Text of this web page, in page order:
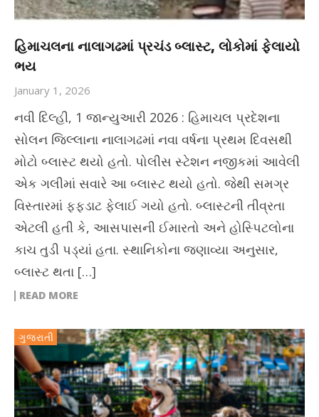
હિમાચલના નાલાગઢમાં પ્રચંડ બ્લાસ્ટ, લોકોમાં ફેલાયો
ભય
January 1, 2026
નવી દિલ્હી, 1 જાન્યુઆરી 2026 : હિમાચલ પ્રદેશના
સોલન જિલ્લાના નાલાગઢમાં નવા વર્ષના પ્રથમ દિવસથી
મોટો બ્લાસ્ટ થયો હતો. પોલીસ સ્ટેશન નજીકમાં આવેલી
એક ગલીમાં સવારે આ બ્લાસ્ટ થયો હતો. જેથી સમગ્ર
વિસ્તારમાં ફફડાટ ફેલાઈ ગયો હતો. બ્લાસ્ટની તીવ્રતા
એટલી હતી કે, આસપાસની ઈમારતો અને હોસ્પિટલોના
કાચ તુડી પડ્યાં હતા. સ્થાનિકોના જણાવ્યા અનુસાર,
બ્લાસ્ટ થતા […]
READ MORE
ગુજરાતી